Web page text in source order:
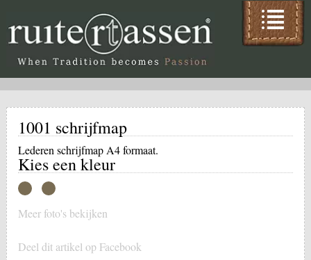
1001 schrijfmap
Lederen schrijfmap A4 formaat.
Kies een kleur
Meer foto's bekijken
Deel dit artikel op Facebook